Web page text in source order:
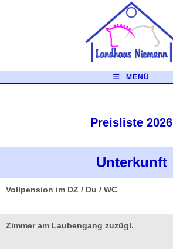
MENÜ
Preisliste 2026
Unterkunft
Vollpension im DZ / Du / WC
Zimmer am Laubengang zuzügl.